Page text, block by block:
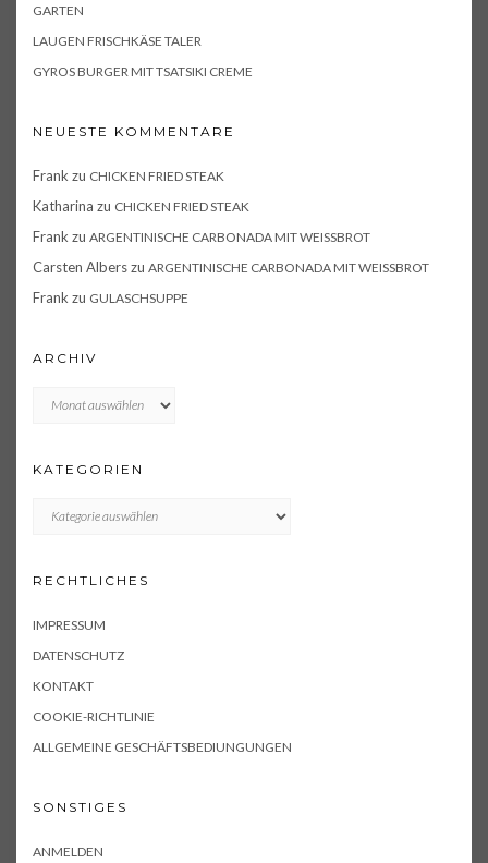
GARTEN
LAUGEN FRISCHKÄSE TALER
GYROS BURGER MIT TSATSIKI CREME
NEUESTE KOMMENTARE
Frank zu CHICKEN FRIED STEAK
Katharina zu CHICKEN FRIED STEAK
Frank zu ARGENTINISCHE CARBONADA MIT WEISSBROT
Carsten Alberszu ARGENTINISCHE CARBONADA MIT WEISSBROT
Frank zu GULASCHSUPPE
ARCHIV
KATEGORIEN
RECHTLICHES
IMPRESSUM
DATENSCHUTZ
KONTAKT
COOKIE-RICHTLINIE
ALLGEMEINE GESCHÄFTSBEDIUNGUNGEN
SONSTIGES
ANMELDEN